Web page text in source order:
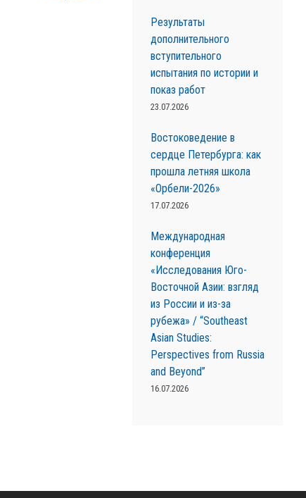
Результаты
дополнительного
вступительного
испытания по истории и
показ работ
23.07.2026
Востоковедение в
сердце Петербурга: как
прошла летняя школа
«Орбели-2026»
17.07.2026
Международная
конференция
«Исследования Юго-
Восточной Азии: взгляд
из России и из-за
рубежа» / “Southeast
Asian Studies:
Perspectives from Russia
and Beyond”
16.07.2026